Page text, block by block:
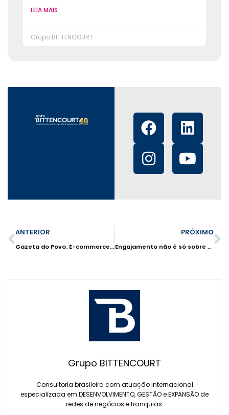
LEIA MAIS
Grupo BITTENCOURT
ANTERIOR
Gazeta do Povo: E-commerce evolui para Lives!
PRÓXIMO
Engajamento não é só sobre clientes
Grupo BITTENCOURT
Consultoria brasileira com atuação internacional
especializada em DESENVOLVIMENTO, GESTÃO e EXPANSÃO de
redes de negócios e franquias.